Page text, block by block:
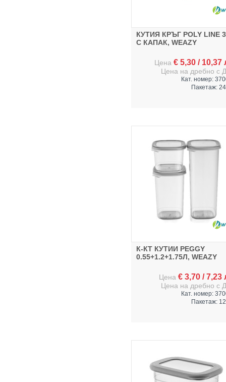
КУТИЯ КРЪГ POLY LINE
С КАПАК, WEAZY
Цена € 5,30 / 10,37
Цена на дребно с
Кат. номер:
Пакетаж:
К-КТ КУТИИ PEGGY
0.55+1.2+1.75Л, WEAZY
Цена € 3,70 /7,23
Цена на дребно с
Кат. номер:
Пакетаж: